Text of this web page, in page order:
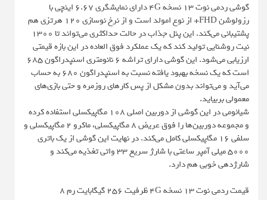
گوشی ردمی نوت 13 نسخه 4G دارای نمایشگری 6.67 اینچی با
رزولوشن FHD+ از نوع امولد است و از نرخ نوسازی 120 هرتزی هم
پشتیبانی می‌کند. این پنل جذاب در حالت حداکثری می‌تواند تا 1300
نیت روشنایی تولید کند که یک عملکرد فوق العاده در این بازه قیمتی
ارزیابی می‌شود. این گوشی دارای تراشه 6 نانومتری اسنپدراگون 685
است که یک نسخه بهبود یافته نسبت به اسنپدراگون 680 به حساب
می‌آید و می‌تواند بدون مشکل از پس کارهای روزمره و حتی بازی‌های
معمولی بربیاید.
شیائومی در این گوشی از دوربین اصلی 108 مگاپیکسلی استفاده کرده
و مجموعه دوربین‌ها را فوق عریض 8 مگاپیکسلی، ماکرو 2 مگاپیکسلی و
سلفی 16 مگاپیکسلی کامل می‌کند. در نهایت این گوشی از یک باتری
5000 میلی آمپر ساعتی با شارژ سریع 33 واتی تغذیه می‌کند و
شارژدهی خوبی هم دارد.
قیمت ردمی نوت 13 نسخه 4G ظرفیت 256 گیگابایت رم 8